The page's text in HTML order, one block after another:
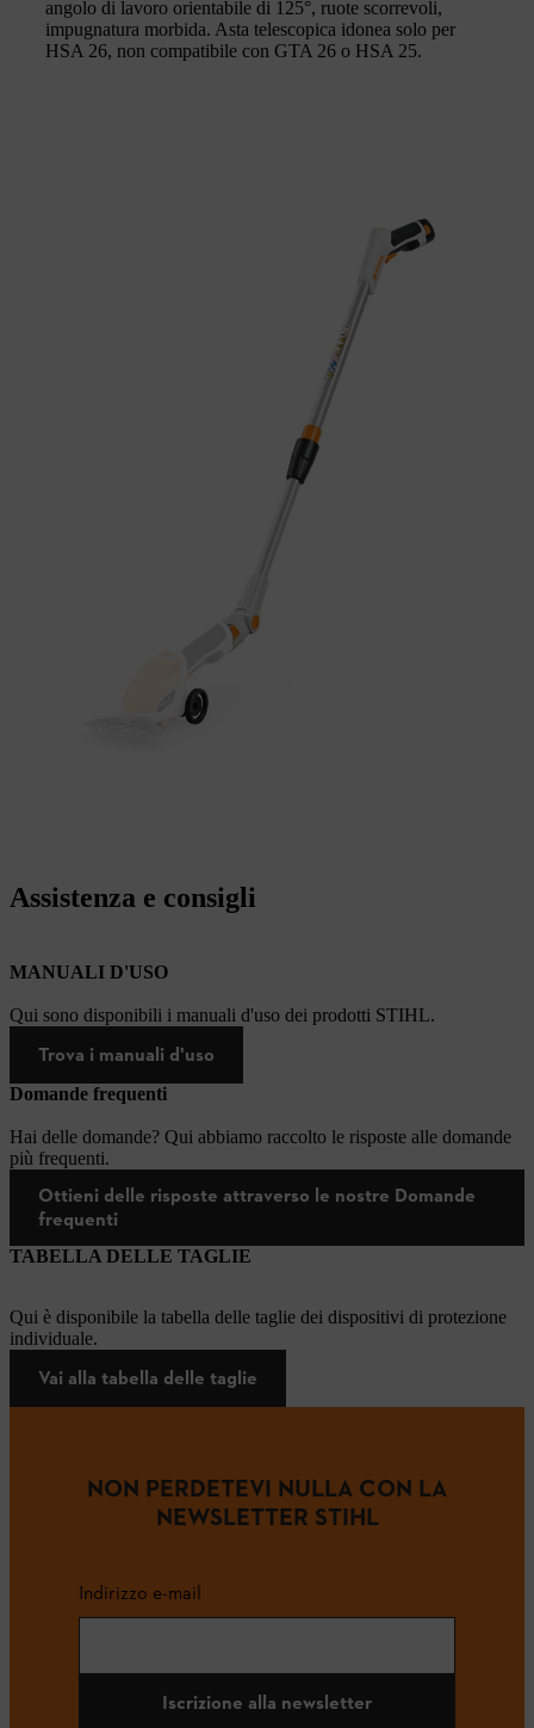
angolo di lavoro orientabile di 125°, ruote scorrevoli,
impugnatura morbida. Asta telescopica idonea solo per
HSA 26, non compatibile con GTA 26 o HSA 25.
Assistenza e consigli
MANUALI D'USO
Qui sono disponibili i manuali d'uso dei prodotti STIHL.
Trova i manuali d'uso
Domande frequenti
Hai delle domande? Qui abbiamo raccolto le risposte alle domande
più frequenti.
Ottieni delle risposte attraverso le nostre Domande
frequenti
TABELLA DELLE TAGLIE
Qui è disponibile la tabella delle taglie dei dispositivi di protezione
individuale.
Vai alla tabella delle taglie
NON PERDETEVI NULLA CON LA
NEWSLETTER STIHL
Indirizzo e-mail
Iscrizione alla newsletter